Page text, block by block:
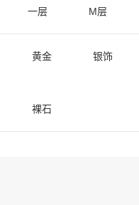
一层 M层
黄金
银饰
裸石